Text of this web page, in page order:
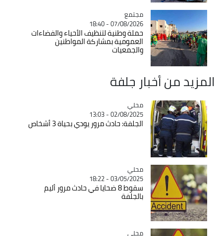
Catégorie
مجتمع
07/08/2026 - 18:40
حملة وطنية لتنظيف الأحياء والفضاءات
العمومية بمشاركة المواطنين
والجمعيات
المزيد من أخبار جلفة
Catégorie
محلي
02/08/2025 - 13:03
الجلفة: حادث مرور يودي بحياة 3 أشخاص
Catégorie
محلي
03/05/2025 - 18:22
سقوط 8 ضحايا في حادث مرور أليم
بالجلفة
Catégorie
محلي